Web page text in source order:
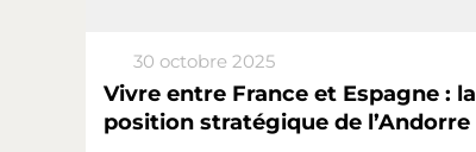
30 octobre 2025
Vivre entre France et Espagne : la
position stratégique de l’Andorre